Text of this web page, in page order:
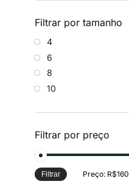
Filtrar por tamanho
4
6
8
10
Filtrar por preço
Filtrar Preço: R$160